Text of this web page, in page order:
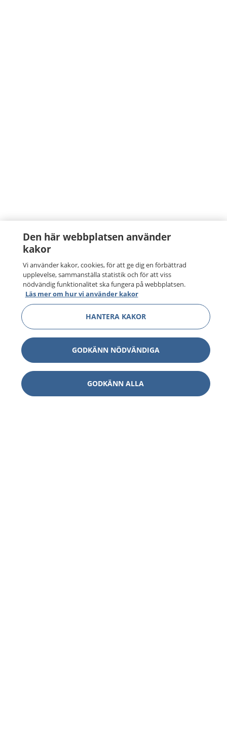
Den här webbplatsen använder
kakor
Vi använder kakor, cookies, för att ge dig en förbättrad
upplevelse, sammanställa statistik och för att viss
nödvändig funktionalitet ska fungera på webbplatsen.
Läs mer om hur vi använder kakor
HANTERA KAKOR
GODKÄNN NÖDVÄNDIGA
GODKÄNN ALLA